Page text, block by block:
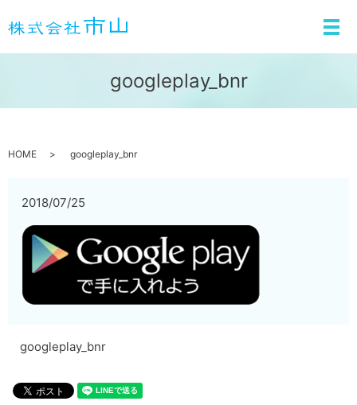
メ
googleplay_bnr
HOME googleplay_bnr
2018/07/25
googleplay_bnr